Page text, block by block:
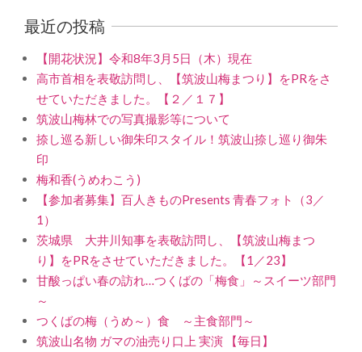
最近の投稿
【開花状況】令和8年3月5日（木）現在
高市首相を表敬訪問し、【筑波山梅まつり】をPRをさ
せていただきました。【２／１７】
筑波山梅林での写真撮影等について
捺し巡る新しい御朱印スタイル！筑波山捺し巡り御朱
印
梅和香(うめわこう)
【参加者募集】百人きものPresents 青春フォト（3／
1）
茨城県 大井川知事を表敬訪問し、【筑波山梅まつ
り】をPRをさせていただきました。【1／23】
甘酸っぱい春の訪れ…つくばの「梅食」～スイーツ部門
～
つくばの梅（うめ～）食 ～主食部門～
筑波山名物 ガマの油売り口上 実演 【毎日】